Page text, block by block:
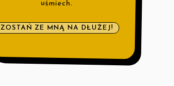
uśmiech.
ZOSTAŃ ZE MNĄ NA DŁUŻEJ!